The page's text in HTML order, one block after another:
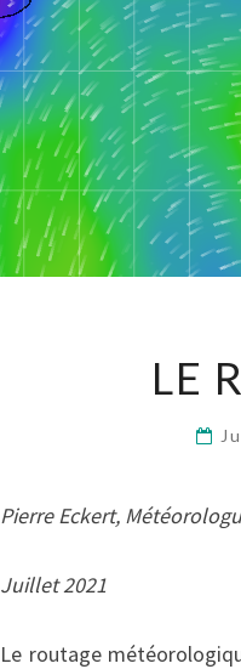
LE
Pierre Eckert,
Juillet 2021
Le routage